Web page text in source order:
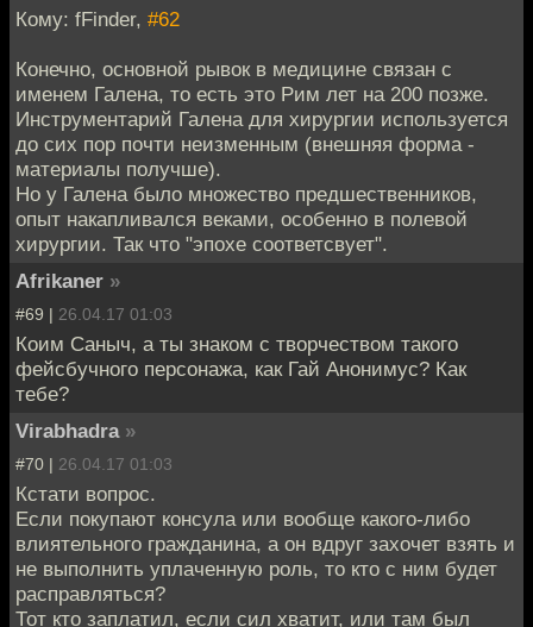
Кому: fFinder, #62
Конечно, основной рывок в медицине связан с
именем Галена, то есть это Рим лет на 200 позже.
Инструментарий Галена для хирургии используется
до сих пор почти неизменным (внешняя форма -
материалы получше).
Но у Галена было множество предшественников,
опыт накапливался веками, особенно в полевой
хирургии. Так что "эпохе соответсвует".
Afrikaner »
#69 | 26.04.17 01:03
Коим Саныч, а ты знаком с творчеством такого
фейсбучного персонажа, как Гай Анонимус? Как
тебе?
Virabhadra »
#70 | 26.04.17 01:03
Кстати вопрос.
Если покупают консула или вообще какого-либо
влиятельного гражданина, а он вдруг захочет взять и
не выполнить уплаченную роль, то кто с ним будет
расправляться?
Тот кто заплатил, если сил хватит, или там был